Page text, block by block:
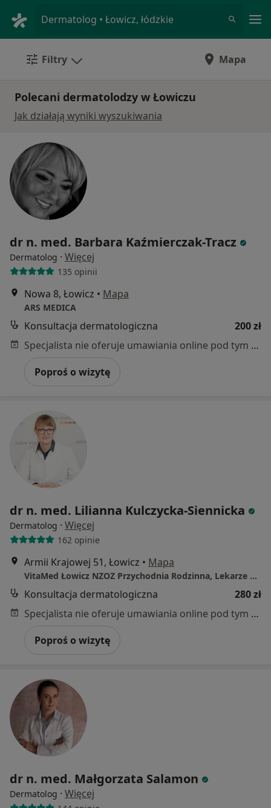
Dermatolog • Łowicz, łódzkie
Filtry Mapa
Polecani dermatolodzy w Łowiczu
Jak działają wyniki wyszukiwania
dr n. med. Barbara Kaźmierczak-Tracz
Dermatolog · Więcej
135 opinii
Nowa 8, Łowicz • Mapa
ARS MEDICA
Konsultacja dermatologiczna
200 zł
Specjalista nie oferuje umawiania online pod tym adresem.
Poproś o wizytę
dr n. med. Lilianna Kulczycka-Siennicka
Dermatolog · Więcej
162 opinie
Armii Krajowej 51, Łowicz • Mapa
VitaMed Łowicz NZOZ Przychodnia Rodzinna, Lekarze Specjaliści
Konsultacja dermatologiczna
280 zł
Specjalista nie oferuje umawiania online pod tym adresem.
Poproś o wizytę
dr n. med. Małgorzata Salamon
Dermatolog · Więcej